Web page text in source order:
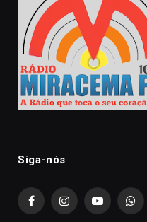
Siga-nós
FacebookInstagramYouTube